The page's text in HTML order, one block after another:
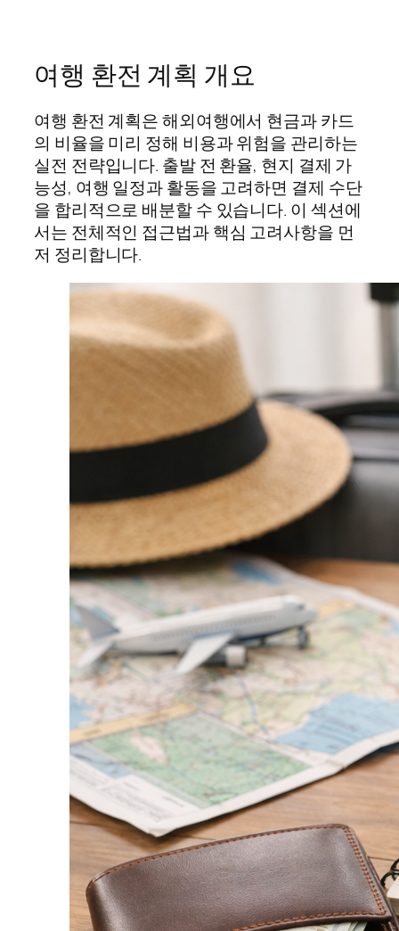
여행 환전 계획 개요
여행 환전 계획은 해외여행에서 현금과 카드
의 비율을 미리 정해 비용과 위험을 관리하는
실전 전략입니다. 출발 전 환율, 현지 결제 가
능성, 여행 일정과 활동을 고려하면 결제 수단
을 합리적으로 배분할 수 있습니다. 이 섹션에
서는 전체적인 접근법과 핵심 고려사항을 먼
저 정리합니다.